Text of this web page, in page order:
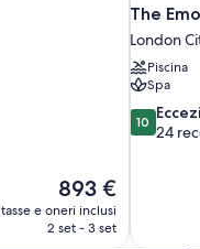
Il
prezzo
attuale
893 €
tasse e oneri inclusi
2 set - 3 set
The
London
Piscina
Spa
10.0
su10
24